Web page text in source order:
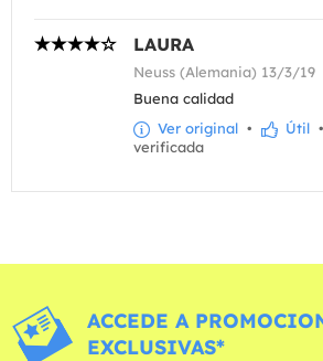
LAURA
Neuss (Alemania) 13/3/19
Buena calidad
Ver original • Útil •
verificada
ACCEDE A
EXCLUSIVAS*